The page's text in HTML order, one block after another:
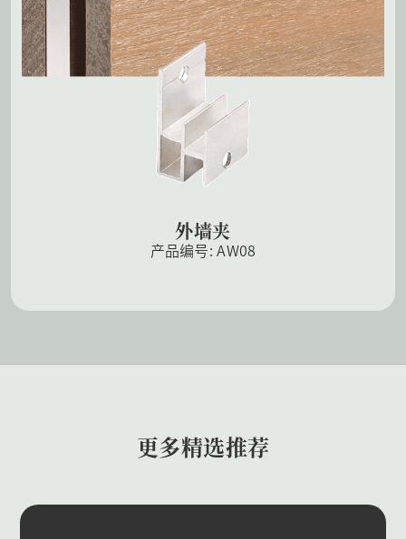
外墙夹
产品编号: AW08
更多精选推荐